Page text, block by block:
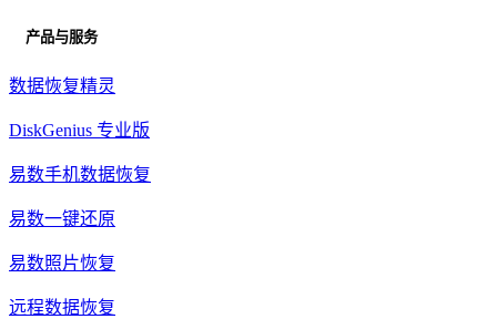
产品与服务
数据恢复精灵
DiskGenius 专业版
易数手机数据恢复
易数一键还原
易数照片恢复
远程数据恢复